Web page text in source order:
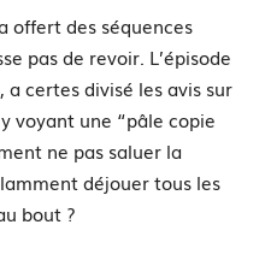
offert des séquences
pas de revoir. L’épisode
certes divisé les avis sur
voyant une “pâle copie
ne pas saluer la
déjouer tous les
bout ?